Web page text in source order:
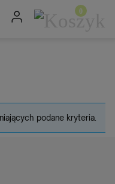
podane kryteria.